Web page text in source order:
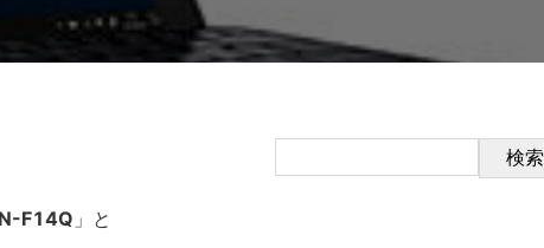
F14Q 」と
検索